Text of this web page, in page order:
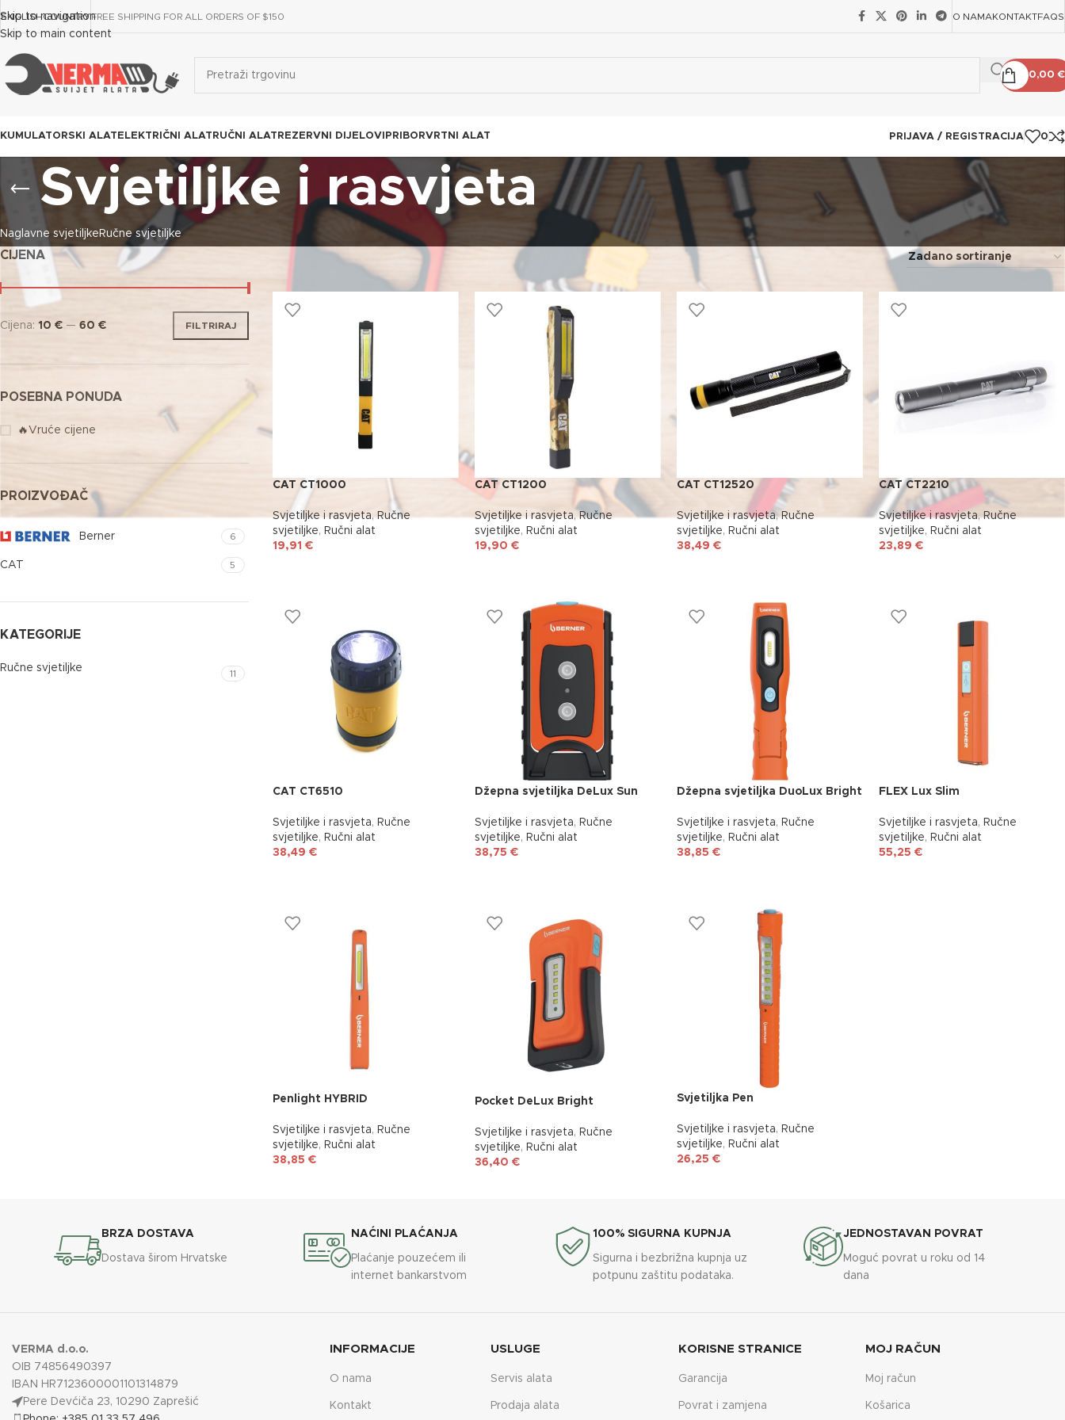
Skip to navigation
Skip to main content
ENGLISHCOUNTRYFREE SHIPPING FOR ALL ORDERS OF $150 O NAMAKONTAKTFAQS
0,00€
ALAT ELEKTRIČNI ALAT RUČNI ALAT REZERVNI DIJELOVI PRIBORVRTNI ALAT PRIJAVA / REGISTRACIJA 0
Svjetiljke i rasvjeta
Naglavne svjetiljke Ručne svjetiljke
CIJENA
FILTRIRAJ
Cijena: 10 € — 60 €
POSEBNA PONUDA
🔥Vruće cijene
PROIZVOĐAČ
Berner 6
CAT 5
KATEGORIJE
Ručne svjetiljke 11
CAT CT1000
Svjetiljke i rasvjeta, Ručne
svjetiljke, Ručni alat
19,91 €
CAT CT1200
Svjetiljke i rasvjeta, Ručne
svjetiljke, Ručni alat
19,90 €
CAT CT12520
Svjetiljke i rasvjeta, Ručne
svjetiljke, Ručni alat
38,49 €
CAT CT2210
Svjetiljke i rasvjeta, Ručne
svjetiljke, Ručni alat
23,89 €
CAT CT6510
Svjetiljke i rasvjeta, Ručne
svjetiljke, Ručni alat
38,49 €
Džepna svjetiljka DeLux Sun
Svjetiljke i rasvjeta, Ručne
svjetiljke, Ručni alat
38,75 €
Džepna svjetiljka DuoLux Bright
Svjetiljke i rasvjeta, Ručne
svjetiljke, Ručni alat
38,85 €
FLEX Lux Slim
Svjetiljke i rasvjeta, Ručne
svjetiljke, Ručni alat
55,25 €
Penlight HYBRID
Svjetiljke i rasvjeta, Ručne
svjetiljke, Ručni alat
38,85 €
Pocket DeLux Bright
Svjetiljke i rasvjeta, Ručne
svjetiljke, Ručni alat
36,40 €
Svjetiljka Pen
Svjetiljke i rasvjeta, Ručne
svjetiljke, Ručni alat
26,25 €
BRZA DOSTAVA
Dostava širom Hrvatske
NAĆINI PLAĆANJA
Plaćanje pouzećem ili
internet bankarstvom
100% SIGURNA KUPNJA
Sigurna i bezbrižna kupnja uz
potpunu zaštitu podataka.
JEDNOSTAVAN POVRAT
Moguć povrat u roku od 14
dana
VERMA d.o.o.
OIB 74856490397
IBAN HR7123600001101314879
Pere Devćiča 23, 10290 Zaprešić
INFORMACIJE
O nama
Kontakt
USLUGE
Servis alata
Prodaja alata
KORISNE STRANICE
Garancija
Povrat i zamjena
MOJ RAČUN
Moj račun
Košarica